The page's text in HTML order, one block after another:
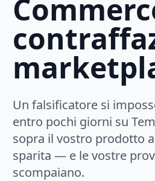
Un falsificatore si
entro pochi giorni su
sopra il vostro prodotto
sparita — e le vostre
scompaiano.